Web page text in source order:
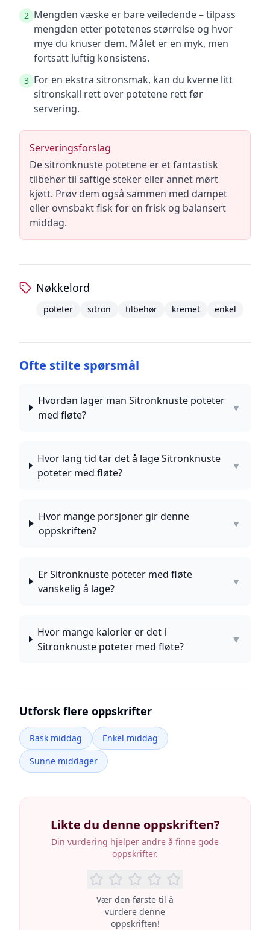
2 Mengden væske er bare veiledende – tilpass
mengden etter potetenes størrelse og hvor
mye du knuser dem. Målet er en myk, men
fortsatt luftig konsistens.
3 For en ekstra sitronsmak, kan du kverne litt
sitronskall rett over potetene rett før
servering.
Serveringsforslag
De sitronknuste potetene er et fantastisk
tilbehør til saftige steker eller annet mørt
kjøtt. Prøv dem også sammen med dampet
eller ovnsbakt fisk for en frisk og balansert
middag.
Nøkkelord
poteter sitron tilbehør kremet enkel
Ofte stilte spørsmål
Hvordan lager man Sitronknuste poteter
med fløte?
▼
Hvor lang tid tar det å lage Sitronknuste
poteter med fløte?
▼
Hvor mange porsjoner gir denne
oppskriften?
▼
Er Sitronknuste poteter med fløte
vanskelig å lage?
▼
Hvor mange kalorier er det i
Sitronknuste poteter med fløte?
▼
Utforsk flere oppskrifter
Rask middag
Enkel middag
Sunne middager
Likte du denne oppskriften?
Din vurdering hjelper andre å finne gode
oppskrifter.
Vær den første til å
vurdere denne
oppskriften!